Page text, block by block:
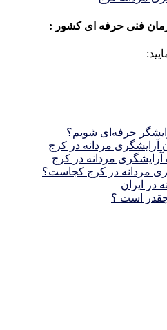
فنی حرفه ای کشور :
حرفه‌ای شویم؟
مردانه در کرج
مردانه در کرج کجاست؟
در ايران
چقدر است ؟